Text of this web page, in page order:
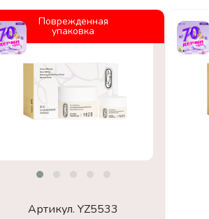
Поврежденная
упаковка
Артикул.YZ5533